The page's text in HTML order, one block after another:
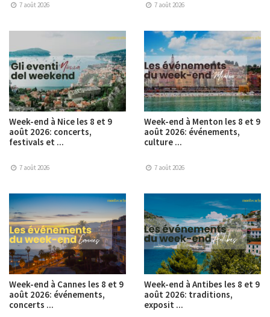
7 août 2026 7 août 2026
Week-end à Nice les 8 et 9
août 2026: concerts,
festivals et ...
7 août 2026
Week-end à Menton les 8 et 9
août 2026: événements,
culture ...
7 août 2026
Week-end à Cannes les 8 et 9
août 2026: événements,
concerts ...
Week-end à Antibes les 8 et 9
août 2026: traditions,
exposit ...